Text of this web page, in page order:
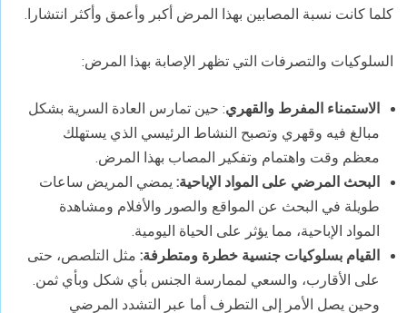
كلما كانت نسبة المصابين بهذا المرض أكبر وأعمق وأكثر انتشارا.
السلوكيات والتصرفات التي تظهر الإصابة بهذا المرض:
الاستمناء المفرط والقهري: حين تمارس العادة السرية بشكل
مبالغ فيه وقهري وتصبح النشاط الرئيسي الذي يستهلك
معظم وقت واهتمام وتفكير المصاب بهذا المرض.
البحث المرضي على المواد الإباحية: يمضي المريض ساعات
طويلة في البحث عن المواقع والصور والأفلام ومشاهدة
المواد الإباحية، مما يؤثر على الحياة اليومية.
القيام بسلوكيات جنسية خطرة ومتطرفة: مثل التلصص، حتى
على الأقارب، والسعي لممارسة الجنس بأي شكل وبأي ثمن.
وحين يصل الأمر إلى التطرف أما عبر التشدد المرضي